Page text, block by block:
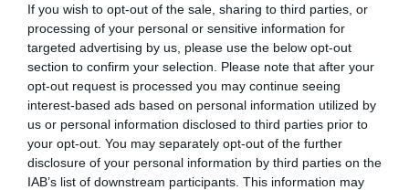
If you wish to opt-out of the sale, sharing to third parties, or
processing of your personal or sensitive information for
targeted advertising by us, please use the below opt-out
section to confirm your selection. Please note that after your
opt-out request is processed you may continue seeing
interest-based ads based on personal information utilized by
us or personal information disclosed to third parties prior to
your opt-out. You may separately opt-out of the further
disclosure of your personal information by third parties on the
IAB’s list of downstream participants. This information may
KÖVETKEZŐ CIKK
ÉLŐ MÉZTÁROLÓKÉNT MŰKÖDNEK A MÉZGYŰJTŐ HANGYÁK
HASONLÓ ÉRDEKESSÉGEK